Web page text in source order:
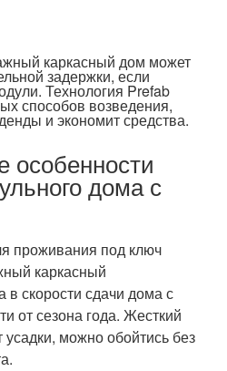
каркасный дом может
задержки, если
Технология Prefab
способов возведения,
и экономит средства.
особенности
дома с
в скорости сдачи дома с
от сезона года. Жесткий
усадки, можно обойтись без